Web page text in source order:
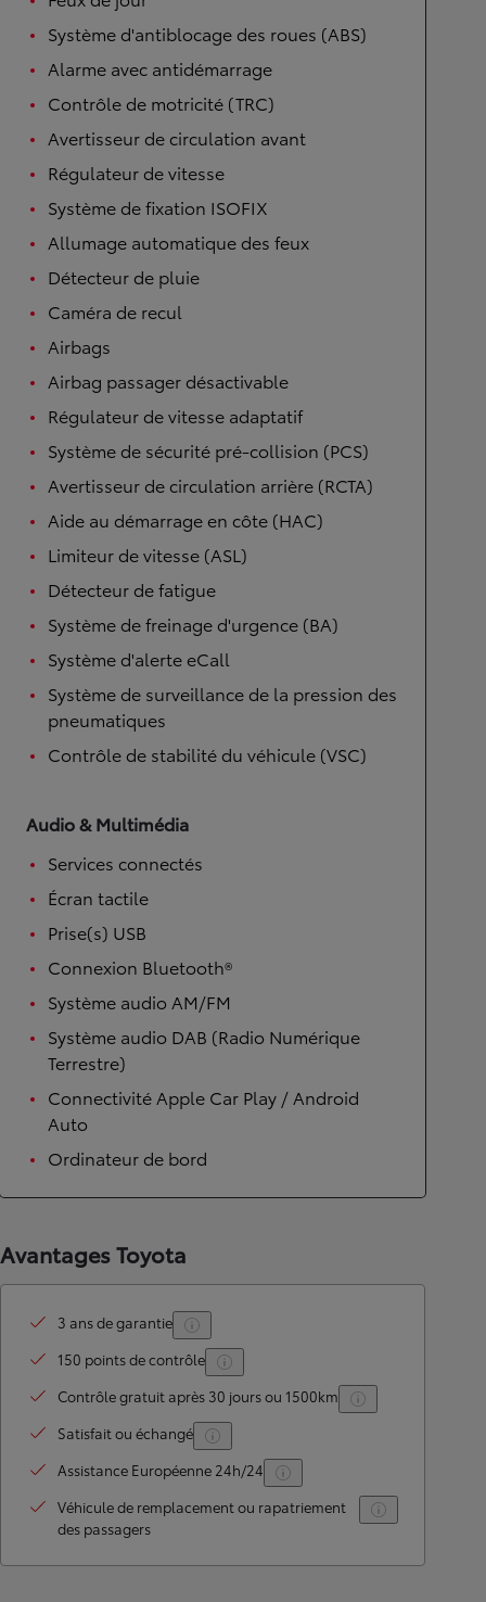
Système d'antiblocage des roues (ABS)
Alarme avec antidémarrage
Contrôle de motricité (TRC)
Avertisseur de circulation avant
Régulateur de vitesse
Système de fixation ISOFIX
Allumage automatique des feux
Détecteur de pluie
Caméra de recul
Airbags
Airbag passager désactivable
Régulateur de vitesse adaptatif
Système de sécurité pré-collision (PCS)
Avertisseur de circulation arrière (RCTA)
Aide au démarrage en côte (HAC)
Limiteur de vitesse (ASL)
Détecteur de fatigue
Système de freinage d'urgence (BA)
Système d'alerte eCall
Système de surveillance de la pression des
pneumatiques
Contrôle de stabilité du véhicule (VSC)
Audio & Multimédia
Services connectés
Écran tactile
Prise(s) USB
Connexion Bluetooth®
Système audio AM/FM
Système audio DAB (Radio Numérique
Terrestre)
Connectivité Apple Car Play / Android
Auto
Ordinateur de bord
Avantages Toyota
3 ans de garantie
150 points de contrôle
Contrôle gratuit après 30 jours ou 1500km
Satisfait ou échangé
Assistance Européenne 24h/24
Véhicule de remplacement ou rapatriement
des passagers